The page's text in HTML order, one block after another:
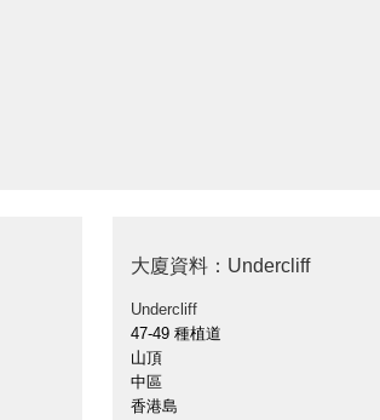
大廈資料：Undercliff
Undercliff
47-49 種植道
山頂
中區
香港島